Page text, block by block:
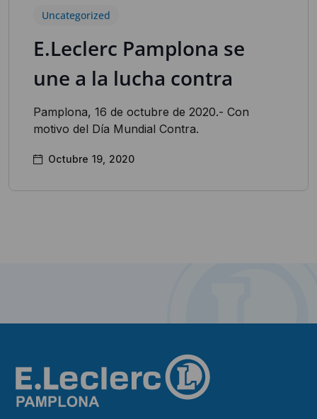
Uncategorized
E.Leclerc Pamplona se
une a la lucha contra
Pamplona, 16 de octubre de 2020.- Con
motivo del Día Mundial Contra.
Octubre 19, 2020